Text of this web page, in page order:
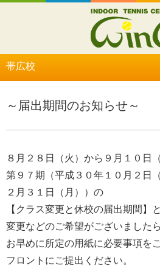
帯広校
～届出期間のお知らせ～
８月２８日（火）から９月１０日
第９７期（平成３０年１０月２日
２月３１日（月））の
【クラス変更と休校の届出期間】
変更などのご希望がございましたら
お早めに所定の用紙に必要事項を
フロントにご提出ください。